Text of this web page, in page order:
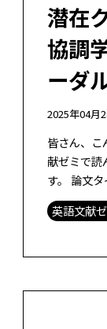
潜在
協調
ーダ
2025年04月
皆さん、こ
献ゼミで読
す。 論文
英語文献